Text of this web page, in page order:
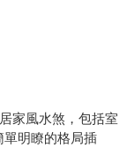
家風水煞，包括室
單明瞭的格局插